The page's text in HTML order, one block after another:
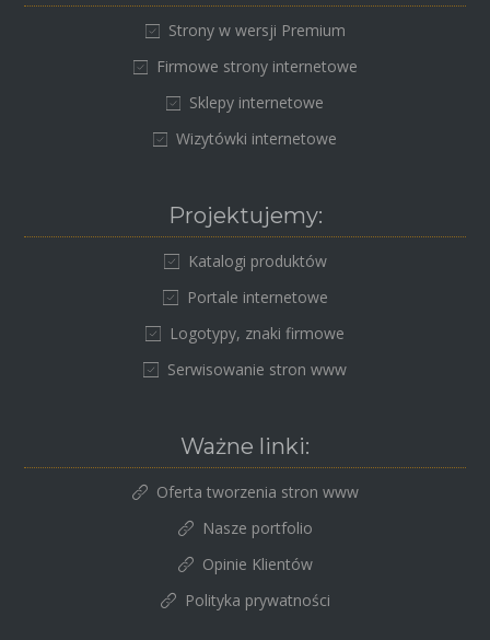
Strony w wersji Premium
Firmowe strony internetowe
Sklepy internetowe
Wizytówki internetowe
Projektujemy:
Katalogi produktów
Portale internetowe
Logotypy, znaki firmowe
Serwisowanie stron www
Ważne linki:
Oferta tworzenia stron www
Nasze portfolio
Opinie Klientów
Polityka prywatności